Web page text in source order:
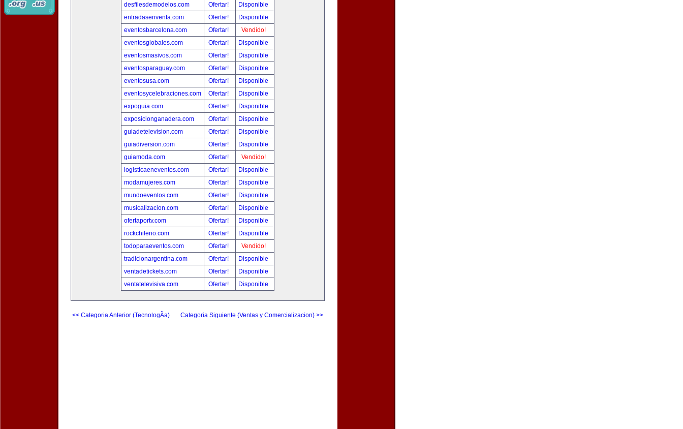
desfilesdemodelos.com
Ofertar!
Disponible
entradasenventa.com
Ofertar!
Disponible
eventosbarcelona.com
Ofertar!
Vendido!
eventosglobales.com
Ofertar!
Disponible
eventosmasivos.com
Ofertar!
Disponible
eventosparaguay.com
Ofertar!
Disponible
eventosusa.com
Ofertar!
Disponible
eventosycelebraciones.com
Ofertar!
Disponible
expoguia.com
Ofertar!
Disponible
exposicionganadera.com
Ofertar!
Disponible
guiadetelevision.com
Ofertar!
Disponible
guiadiversion.com
Ofertar!
Disponible
guiamoda.com
Ofertar!
Vendido!
logisticaeneventos.com
Ofertar!
Disponible
modamujeres.com
Ofertar!
Disponible
mundoeventos.com
Ofertar!
Disponible
musicalizacion.com
Ofertar!
Disponible
ofertaportv.com
Ofertar!
Disponible
rockchileno.com
Ofertar!
Disponible
todoparaeventos.com
Ofertar!
Vendido!
tradicionargentina.com
Ofertar!
Disponible
ventadetickets.com
Ofertar!
Disponible
ventatelevisiva.com
Ofertar! Disponible
<< Categoria Anterior (TecnologÃ­a) Categoria Siguiente (Ventas y Comercializacion) >>